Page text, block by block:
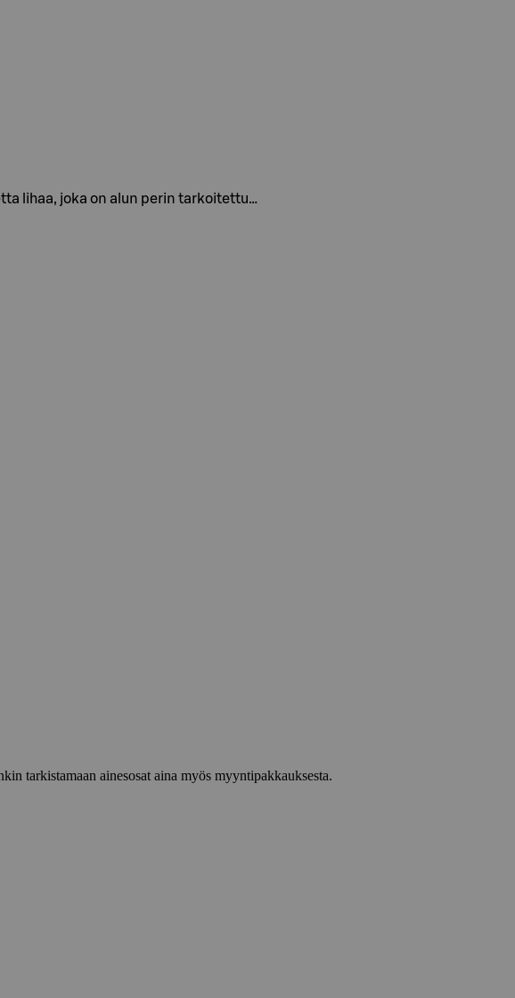
lihaa, joka on alun perin tarkoitettu…
tarkistamaan ainesosat aina myös myyntipakkauksesta.